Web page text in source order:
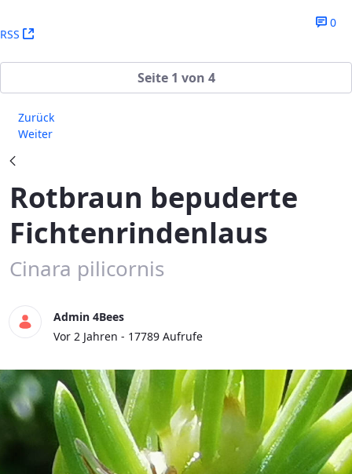
0
RSS (Öffnet neues Fenster)
Seite 1 von 4
Zurück
Weiter
Rotbraun bepuderte
Fichtenrindenlaus
Cinara pilicornis
Admin 4Bees
Publikationsdatum
Vor 2 Jahren - 17789 Aufrufe